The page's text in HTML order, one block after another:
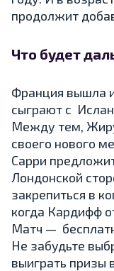
продолжит
Что будет
Франция вышла
сыграют с
Между тем,
своего нового
Сарри
Лондонской
закрепиться в
когда Кардифф
Матч —
Не забудьте
выиграть призы